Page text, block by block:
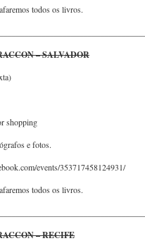
todos os livros.
– SALVADOR
shopping
e fotos.
events/353717458124931/
todos os livros.
– RECIFE